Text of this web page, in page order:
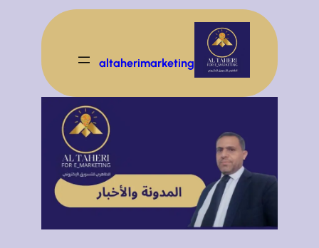
تخطى
إلى
المحتوى
altaherimarketing